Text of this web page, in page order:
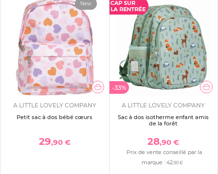
New
A LITTLE LOVELY COMPANY
Petit sac à dos bébé cœurs
29,90 €
-33%
A LITTLE LOVELY COMPANY
Sac à dos isotherme enfant amis
de la forêt
28,90 €
Prix de vente conseillé par la
marque :42,90 €